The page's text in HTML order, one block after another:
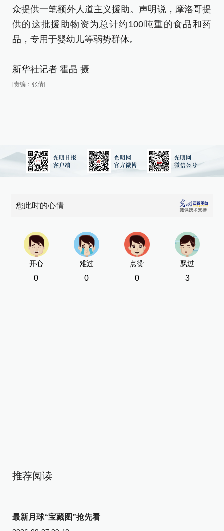
众提供一笔额外人道主义援助。声明说，摩洛哥提
供的这批援助物资为总计约100吨重的食品和药
品，专用于婴幼儿等弱势群体。
新华社记者 霍晶 摄
[责编：张倩]
您此时的心情
开心
0
难过
0
点赞
0
飘过
3
推荐阅读
最新月球“宝藏图”抢先看